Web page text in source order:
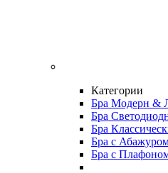
Категории
Бра Модерн &
Бра
Бра
Бра с
Бра с